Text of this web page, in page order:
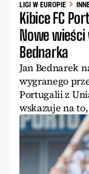
LIGI W EUROPIE
Kibice FC
Nowe
Bednarka
Jan Bednarek
wygranego
Portugalii z
wskazuje na